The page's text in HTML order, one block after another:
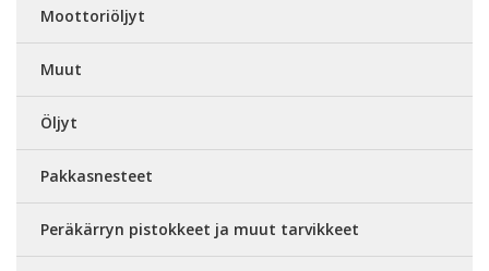
Moottoriöljyt
Muut
Öljyt
Pakkasnesteet
Peräkärryn pistokkeet ja muut tarvikkeet